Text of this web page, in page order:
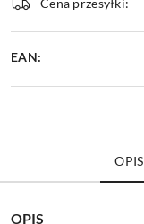
dostawa
Cena przesyłki:
EAN:
OPIS
OPIS